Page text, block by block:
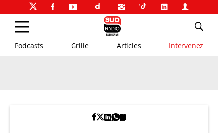
Podcasts Grille Articles Intervenez